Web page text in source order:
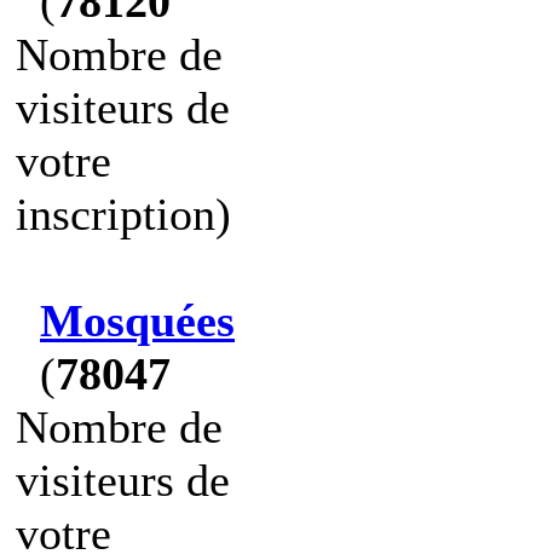
Nombre de
visiteurs de
votre
inscription)
Mosquées
(78047
Nombre de
visiteurs de
votre